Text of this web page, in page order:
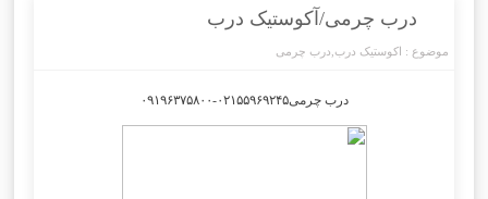
درب چرمی/آکوستیک درب
موضوع : اکوستیک درب درب چرمی
درب چرمی۰۲۱۵۵۹۶۹۲۴۵-۰۹۱۹۶۳۷۵۸۰۰